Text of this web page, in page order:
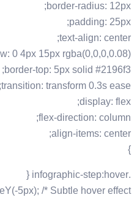
border-radius: 12px;
padding: 25px;
text-align: center;
0 4px 15px rgba(0,0,0,0.08);
border-top: 5px solid #2196f3;
transition: transform 0.3s ease;
display: flex;
flex-direction: column;
align-items: center;
}
.infographic-step:hover {
5px); /* Subtle hover effect */